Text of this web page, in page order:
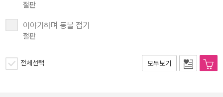
절판
이야기하며 동물 접기
절판
전체선택 모두보기